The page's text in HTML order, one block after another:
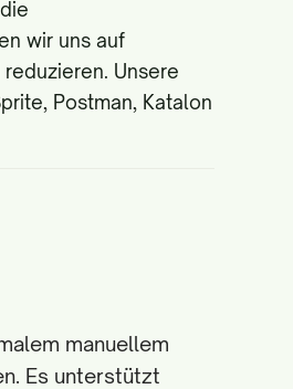
wir uns auf
Unsere
Postman, Katalon
manuellem
Es unterstützt